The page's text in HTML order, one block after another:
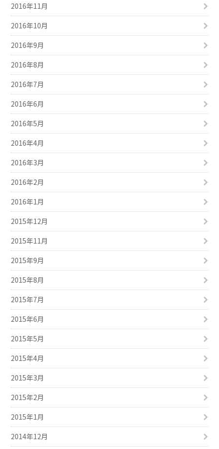
2016年11月
2016年10月
2016年9月
2016年8月
2016年7月
2016年6月
2016年5月
2016年4月
2016年3月
2016年2月
2016年1月
2015年12月
2015年11月
2015年9月
2015年8月
2015年7月
2015年6月
2015年5月
2015年4月
2015年3月
2015年2月
2015年1月
2014年12月